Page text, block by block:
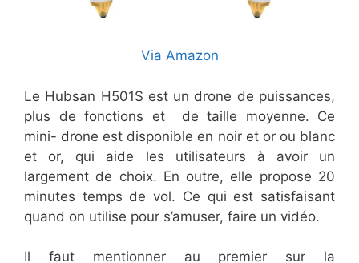
Via Amazon
Le Hubsan H501S est un drone de puissances,
plus de fonctions et de taille moyenne. Ce
mini- drone est disponible en noir et or ou blanc
et or, qui aide les utilisateurs à avoir un
largement de choix. En outre, elle propose 20
minutes temps de vol. Ce qui est satisfaisant
quand on utilise pour s’amuser, faire un vidéo.
Il faut mentionner au premier sur la